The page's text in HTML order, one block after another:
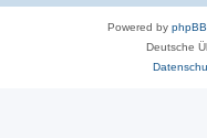
Powered by phpBB
Deutsche